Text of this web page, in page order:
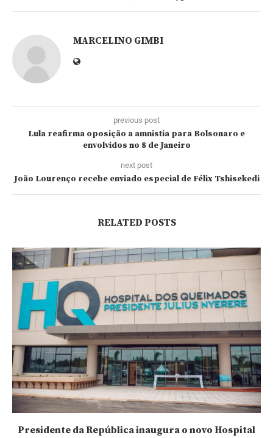
MARCELINO GIMBI
previous post
Lula reafirma oposição a amnistia para Bolsonaro e
envolvidos no 8 de Janeiro
next post
João Lourenço recebe enviado especial de Félix Tshisekedi
RELATED POSTS
Presidente da República inaugura o novo Hospital